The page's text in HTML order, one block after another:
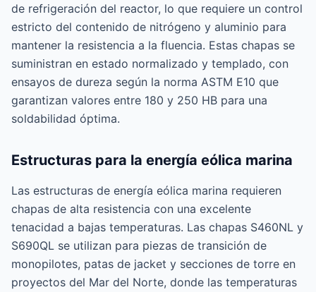
de refrigeración del reactor, lo que requiere un control
estricto del contenido de nitrógeno y aluminio para
mantener la resistencia a la fluencia. Estas chapas se
suministran en estado normalizado y templado, con
ensayos de dureza según la norma ASTM E10 que
garantizan valores entre 180 y 250 HB para una
soldabilidad óptima.
Estructuras para la energía eólica marina
Las estructuras de energía eólica marina requieren
chapas de alta resistencia con una excelente
tenacidad a bajas temperaturas. Las chapas S460NL y
S690QL se utilizan para piezas de transición de
monopilotes, patas de jacket y secciones de torre en
proyectos del Mar del Norte, donde las temperaturas